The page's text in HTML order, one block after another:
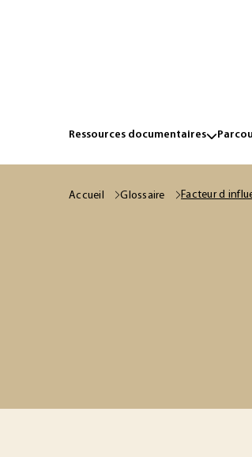
Ressources documentaires
Accueil Glossaire Facteur d